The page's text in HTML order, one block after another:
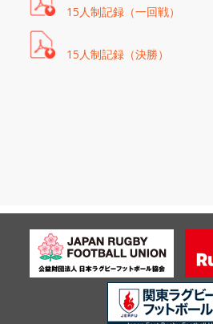
15人制記録（一回戦）
15人制記録（決勝）